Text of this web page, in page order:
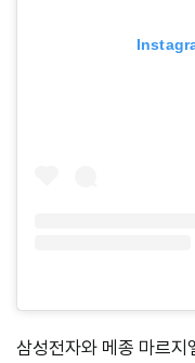
삼성전자와 메종 마르